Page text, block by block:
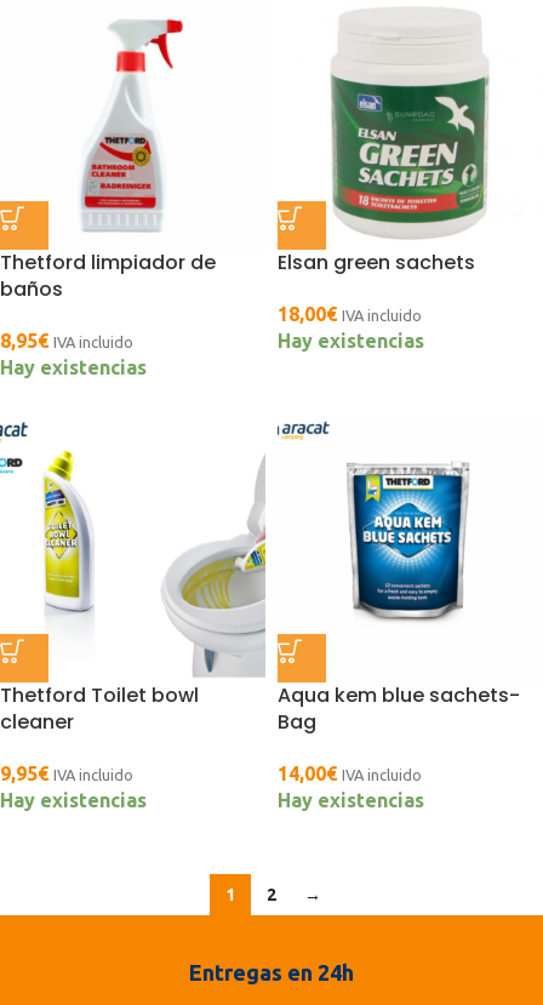
Thetford limpiador de
baños
8,95€ IVA incluido
Hay existencias
Elsan green sachets
18,00€ IVA incluido
Hay existencias
Thetford Toilet bowl
cleaner
9,95€ IVA incluido
Hay existencias
Aqua kem blue sachets-
Bag
14,00€ IVA incluido
Hay existencias
1 2 →
Entregas en 24h